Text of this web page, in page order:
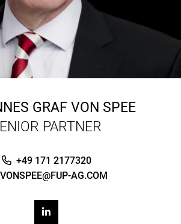
GRAF VON SPEE
PARTNER
+49 171 2177320
VONSPEE@FUP-AG.COM